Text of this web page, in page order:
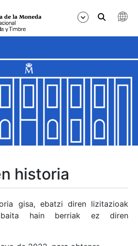
historia
gisa, ebatzi diren lizitazioak
hain berriak ez diren